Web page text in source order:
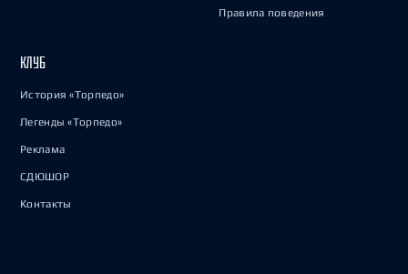
Правила поведения
КЛУБ
История «Торпедо»
Легенды «Торпедо»
Реклама
СДЮШОР
Контакты